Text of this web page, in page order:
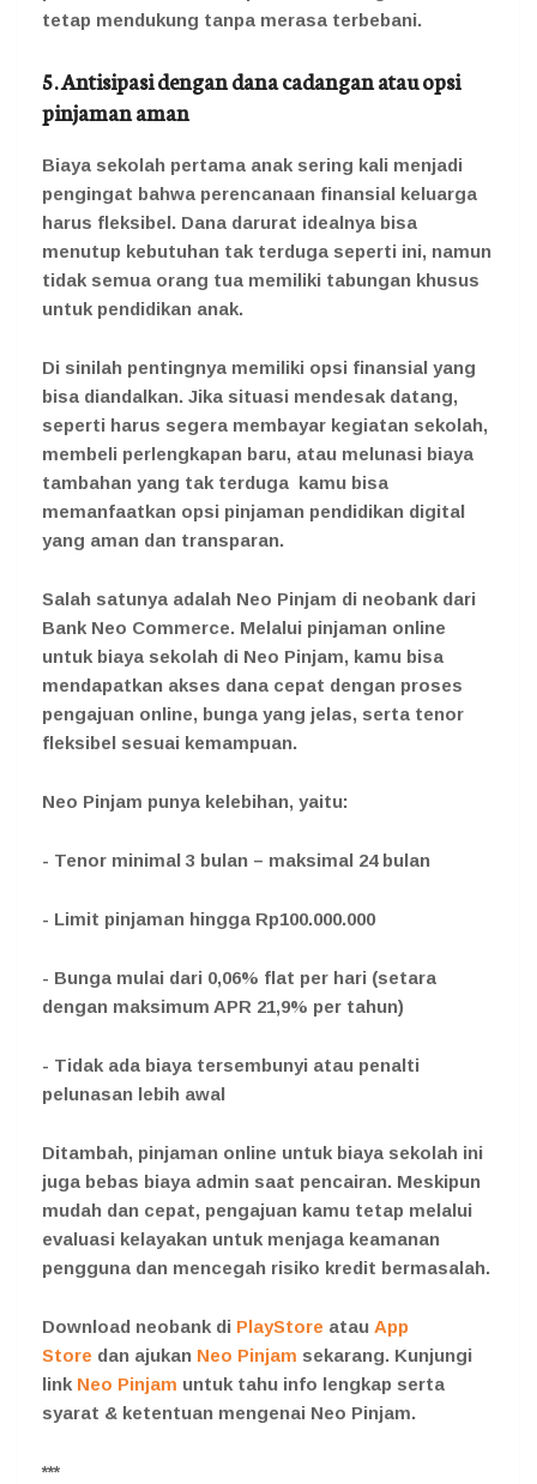
tetap mendukung tanpa merasa terbebani.
5. Antisipasi dengan dana cadangan atau opsi
pinjaman aman
Biaya sekolah pertama anak sering kali menjadi
pengingat bahwa perencanaan finansial keluarga
harus fleksibel. Dana darurat idealnya bisa
menutup kebutuhan tak terduga seperti ini, namun
tidak semua orang tua memiliki tabungan khusus
untuk pendidikan anak.
Di sinilah pentingnya memiliki opsi finansial yang
bisa diandalkan. Jika situasi mendesak datang,
seperti harus segera membayar kegiatan sekolah,
membeli perlengkapan baru, atau melunasi biaya
tambahan yang tak terduga kamu bisa
memanfaatkan opsi pinjaman pendidikan digital
yang aman dan transparan.
Salah satunya adalah Neo Pinjam di neobank dari
Bank Neo Commerce. Melalui pinjaman online
untuk biaya sekolah di Neo Pinjam, kamu bisa
mendapatkan akses dana cepat dengan proses
pengajuan online, bunga yang jelas, serta tenor
fleksibel sesuai kemampuan.
Neo Pinjam punya kelebihan, yaitu:
- Tenor minimal 3 bulan – maksimal 24 bulan
- Limit pinjaman hingga Rp100.000.000
- Bunga mulai dari 0,06% flat per hari (setara
dengan maksimum APR 21,9% per tahun)
- Tidak ada biaya tersembunyi atau penalti
pelunasan lebih awal
Ditambah, pinjaman online untuk biaya sekolah ini
juga bebas biaya admin saat pencairan. Meskipun
mudah dan cepat, pengajuan kamu tetap melalui
evaluasi kelayakan untuk menjaga keamanan
pengguna dan mencegah risiko kredit bermasalah.
Download neobank di PlayStore atau App
Store dan ajukan Neo Pinjam sekarang. Kunjungi
link Neo Pinjam untuk tahu info lengkap serta
syarat & ketentuan mengenai Neo Pinjam.
***